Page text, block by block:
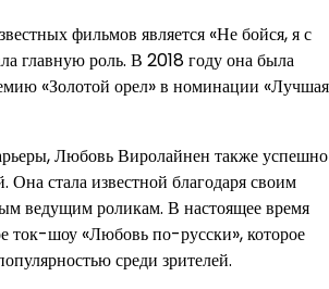
фильмов является «Не бойся, я с
главную роль. В 2018 году она была
«Золотой орел» в номинации «Лучшая
Любовь Виролайнен также успешно
Она стала известной благодаря своим
ведущим роликам. В настоящее время
ток-шоу «Любовь по-русски», которое
среди зрителей.